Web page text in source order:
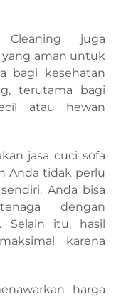
juga
aman untuk
bagi kesehatan
terutama bagi
atau hewan
jasa cuci sofa
Anda tidak perlu
Anda bisa
dengan
Selain itu, hasil
karena
harga